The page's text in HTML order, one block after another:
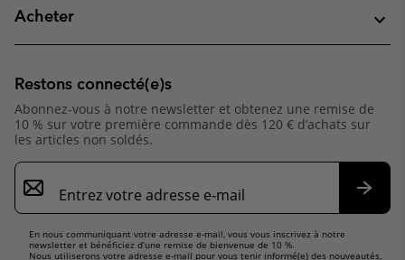
Acheter
Restons connecté(e)s
Abonnez-vous à notre newsletter et obtenez une remise de
10 % sur votre première commande dès 120 € d’achats sur
les articles non soldés.
Inscription
par
e-
En nous communiquant votre adresse e-mail, vous vous inscrivez à notre
newsletter et bénéficiez d’une remise de bienvenue de 10 %.
Nous utiliserons votre adresse e-mail pour vous tenir informé(e) des nouveautés,